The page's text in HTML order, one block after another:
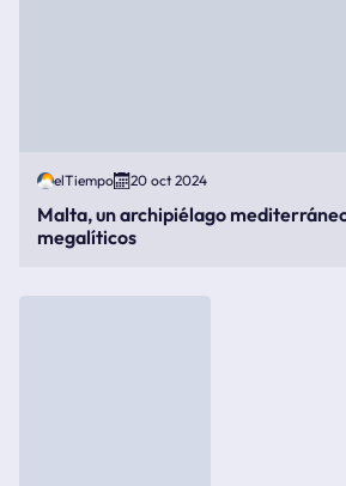
elTiempo 20 oct 2024
Malta, un archipiélago
megalíticos